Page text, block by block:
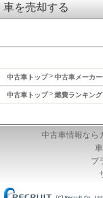
車を売却する
中古車トップ 中古車メーカ
中古車トップ 燃費ランキング
中古車情報なら
プ